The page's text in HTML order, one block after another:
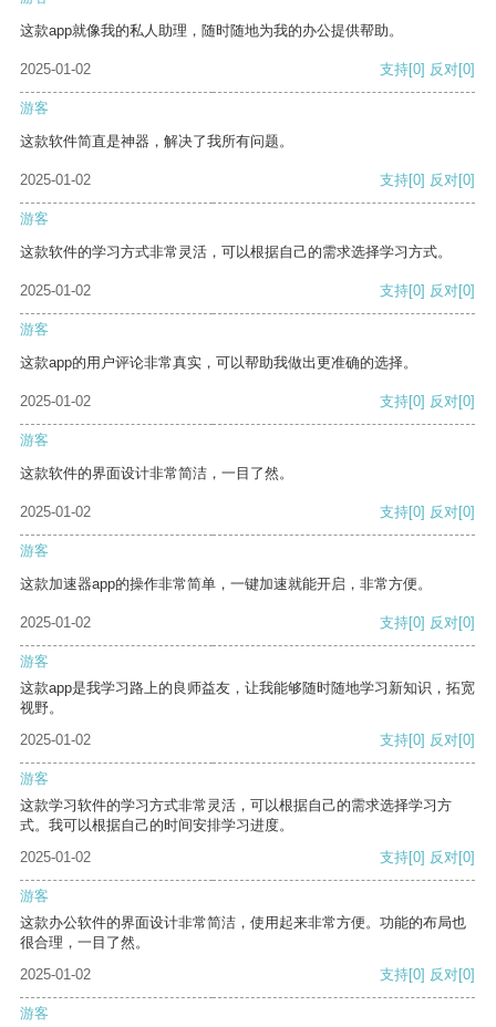
这款app就像我的私人助理，随时随地为我的办公提供帮助。
2025-01-02 支持[0] 反对[0]
游客
这款软件简直是神器，解决了我所有问题。
2025-01-02 支持[0] 反对[0]
游客
这款软件的学习方式非常灵活，可以根据自己的需求选择学习方式。
2025-01-02 支持[0] 反对[0]
游客
这款app的用户评论非常真实，可以帮助我做出更准确的选择。
2025-01-02 支持[0] 反对[0]
游客
这款软件的界面设计非常简洁，一目了然。
2025-01-02 支持[0] 反对[0]
游客
这款加速器app的操作非常简单，一键加速就能开启，非常方便。
2025-01-02 支持[0] 反对[0]
游客
这款app是我学习路上的良师益友，让我能够随时随地学习新知识，拓宽
视野。
2025-01-02
支持[0] 反对[0]
游客
这款学习软件的学习方式非常灵活，可以根据自己的需求选择学习方
式。我可以根据自己的时间安排学习进度。
2025-01-02
支持[0] 反对[0]
游客
这款办公软件的界面设计非常简洁，使用起来非常方便。功能的布局也
很合理，一目了然。
2025-01-02
支持[0] 反对[0]
游客